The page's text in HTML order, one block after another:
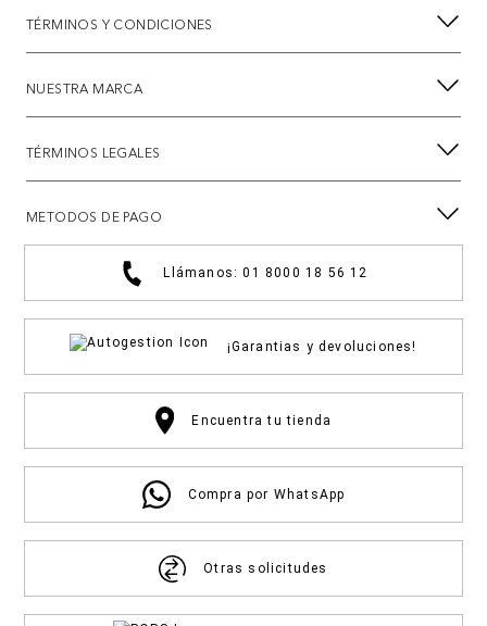
TÉRMINOS Y CONDICIONES
NUESTRA MARCA
TÉRMINOS LEGALES
METODOS DE PAGO
Llámanos: 01 8000 18 56 12
¡Garantias y devoluciones!
Encuentra tu tienda
Compra por WhatsApp
Otras solicitudes